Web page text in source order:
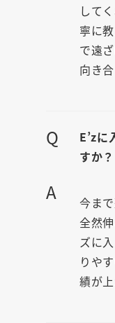
して
寧に
で遠
向き
Q
E’zに
すか？
A
今ま
全然
ズに
りや
績が